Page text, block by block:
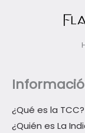
¿Qué es la TCC?
¿Quién es La